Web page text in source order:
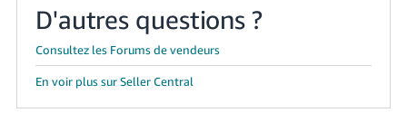
D'autres questions ?
Consultez les Forums de vendeurs
En voir plus sur Seller Central